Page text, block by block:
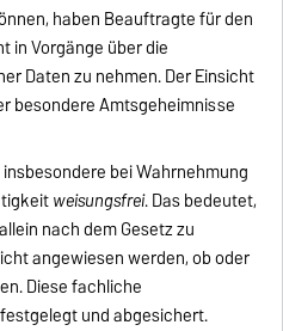
haben Beauftragte für den
in Vorgänge über die
Daten zu nehmen. Der Einsicht
besondere Amtsgeheimnisse
bei Wahrnehmung
weisungsfrei. Das bedeutet,
nach dem Gesetz zu
angewiesen werden, ob oder
Diese fachliche
und abgesichert.